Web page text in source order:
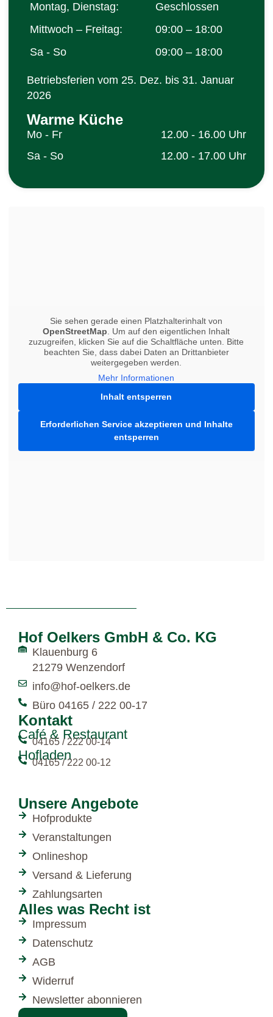
Sie sehen gerade einen Platzhalterinhalt von
OpenStreetMap . Um auf den eigentlichen Inhalt
zuzugreifen, klicken Sie auf die Schaltfläche unten. Bitte
beachten Sie, dass dabei Daten an Drittanbieter
weitergegeben werden.
Mehr Informationen
Inhalt entsperren
Erforderlichen Service akzeptieren und Inhalte
entsperren
Montag, Dienstag:
Geschlossen
Mittwoch – Freitag:
09:00 – 18:00
Sa - So
09:00 – 18:00
Betriebsferien vom 25. Dez. bis 31. Januar
2026
Warme Küche
Mo - Fr
12.00 - 16.00 Uhr
Sa - So
12.00 - 17.00 Uhr
Hof Oelkers GmbH & Co. KG
Klauenburg 6
21279 Wenzendorf
info@hof-oelkers.de
Büro 04165 / 222 00-17
Kontakt
Café & Restaurant
04165 / 222 00-14
Hofladen
04165 / 222 00-12
Unsere Angebote
Hofprodukte
Veranstaltungen
Onlineshop
Versand & Lieferung
Zahlungsarten
Alles was Recht ist
Impressum
Datenschutz
AGB
Widerruf
Newsletter abonnieren